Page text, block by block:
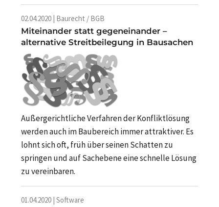
02.04.2020 | Baurecht / BGB
Miteinander statt gegeneinander –
alternative Streitbeilegung in Bausachen
Außergerichtliche Verfahren der Konfliktlösung
werden auch im Baubereich immer attraktiver. Es
lohnt sich oft, früh über seinen Schatten zu
springen und auf Sachebene eine schnelle Lösung
zu vereinbaren.
01.04.2020 | Software